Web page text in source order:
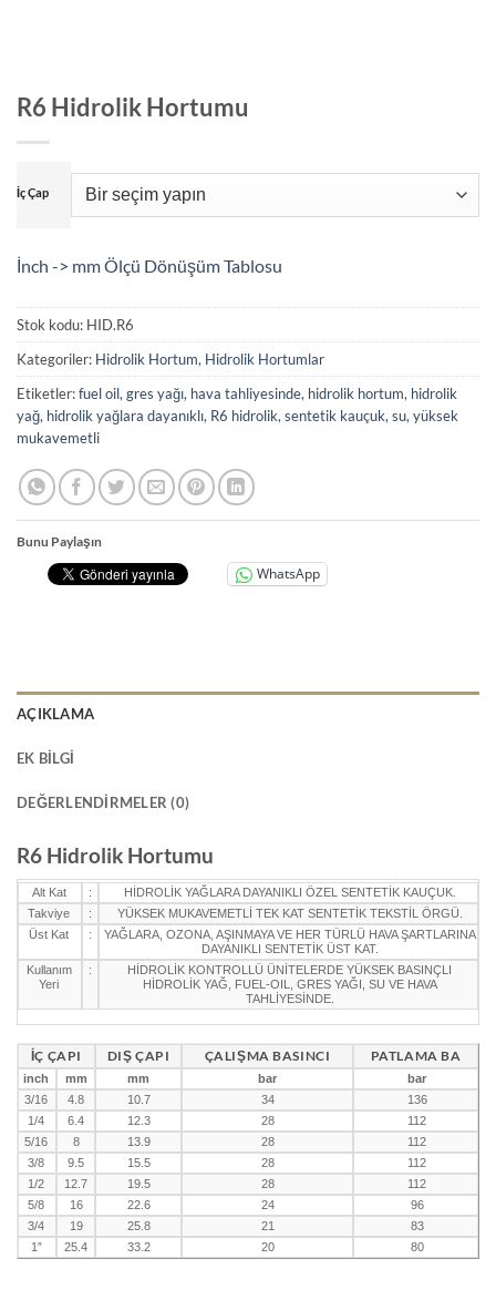
R6 Hidrolik Hortumu
İç Çap
İnch -> mm Ölçü Dönüşüm Tablosu
Stok kodu: HID.R6
Kategoriler: Hidrolik Hortum, Hidrolik Hortumlar
Etiketler:fuel oil, gres yağı, hava tahliyesinde, hidrolik hortum, hidrolik
yağ, hidrolik yağlara dayanıklı, R6 hidrolik, sentetik kauçuk, su, yüksek
mukavemetli
Bunu Paylaşın
WhatsApp
AÇIKLAMA
EK BILGI
DEĞERLENDIRMELER (0)
R6 Hidrolik Hortumu
Alt Kat :
HİDROLİK YAĞLARA DAYANIKLI ÖZEL SENTETİK KAUÇUK.
Takviye
:
YÜKSEK MUKAVEMETLİ TEK KAT SENTETİK TEKSTİL ÖRGÜ.
Üst Kat
:
YAĞLARA, OZONA, AŞINMAYA VE HER TÜRLÜ HAVA ŞARTLARINA
DAYANIKLI SENTETİK ÜST KAT.
Kullanım
Yeri
:
HİDROLİK KONTROLLÜ ÜNİTELERDE YÜKSEK BASINÇLI
HİDROLİK YAĞ, FUEL-OIL, GRES YAĞI, SU VE HAVA
TAHLİYESİNDE.
İÇ ÇAPI DIŞ ÇAPI ÇALIŞMA BASINCI PATLAMA BA
inch mm mm bar
bar
3/16
4.8 10.7 34
136
1/4
6.4 12.3 28
112
5/16
8 13.9 28
112
3/8
9.5 15.5 28
112
1/2
12.7 19.5 28
112
5/8
16 22.6 24
96
3/4
19 25.8 21
83
1″
25.4 33.2 20 80